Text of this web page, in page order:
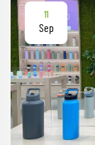
11
Sep